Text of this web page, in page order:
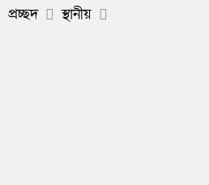
প্রচ্ছদ স্থানীয়